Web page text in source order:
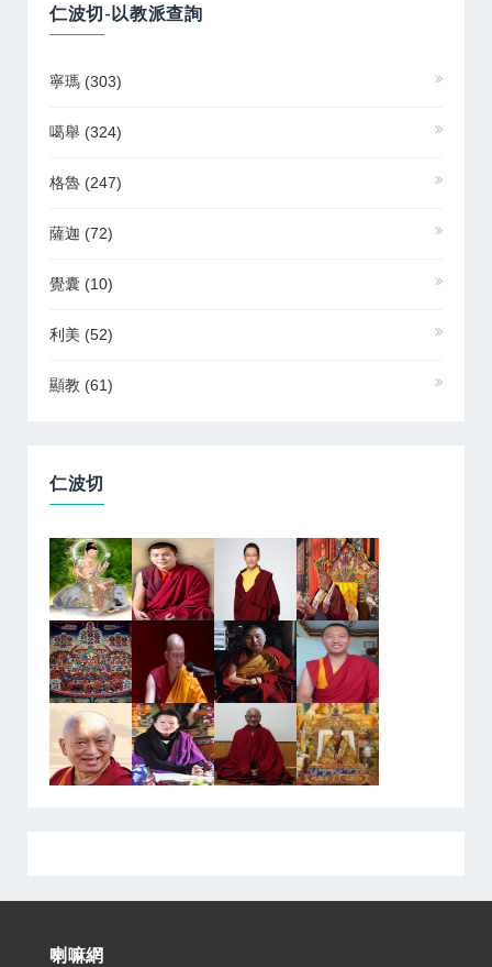
仁波切-以教派查詢
寧瑪 (303)
噶舉 (324)
格魯 (247)
薩迦 (72)
覺囊 (10)
利美 (52)
顯教 (61)
仁波切
喇嘛網